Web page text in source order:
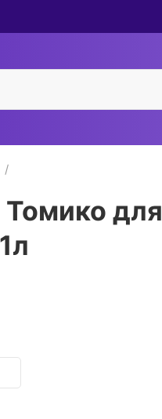
Томико для